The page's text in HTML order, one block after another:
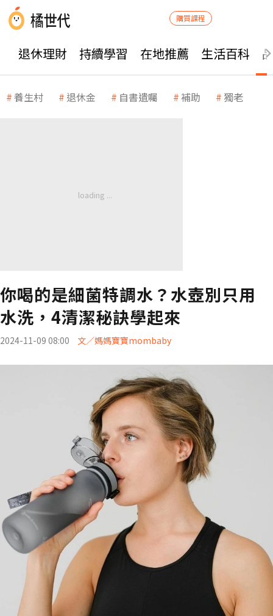
購買課程
退休理財 持續學習 在地推薦 生活百科
養生村 退休金 自書遺囑 補助 獨老
你喝的是細菌特調水？水壺別只用
水洗，4清潔秘訣學起來
2024-11-09 08:00 文／媽媽寶寶mombaby